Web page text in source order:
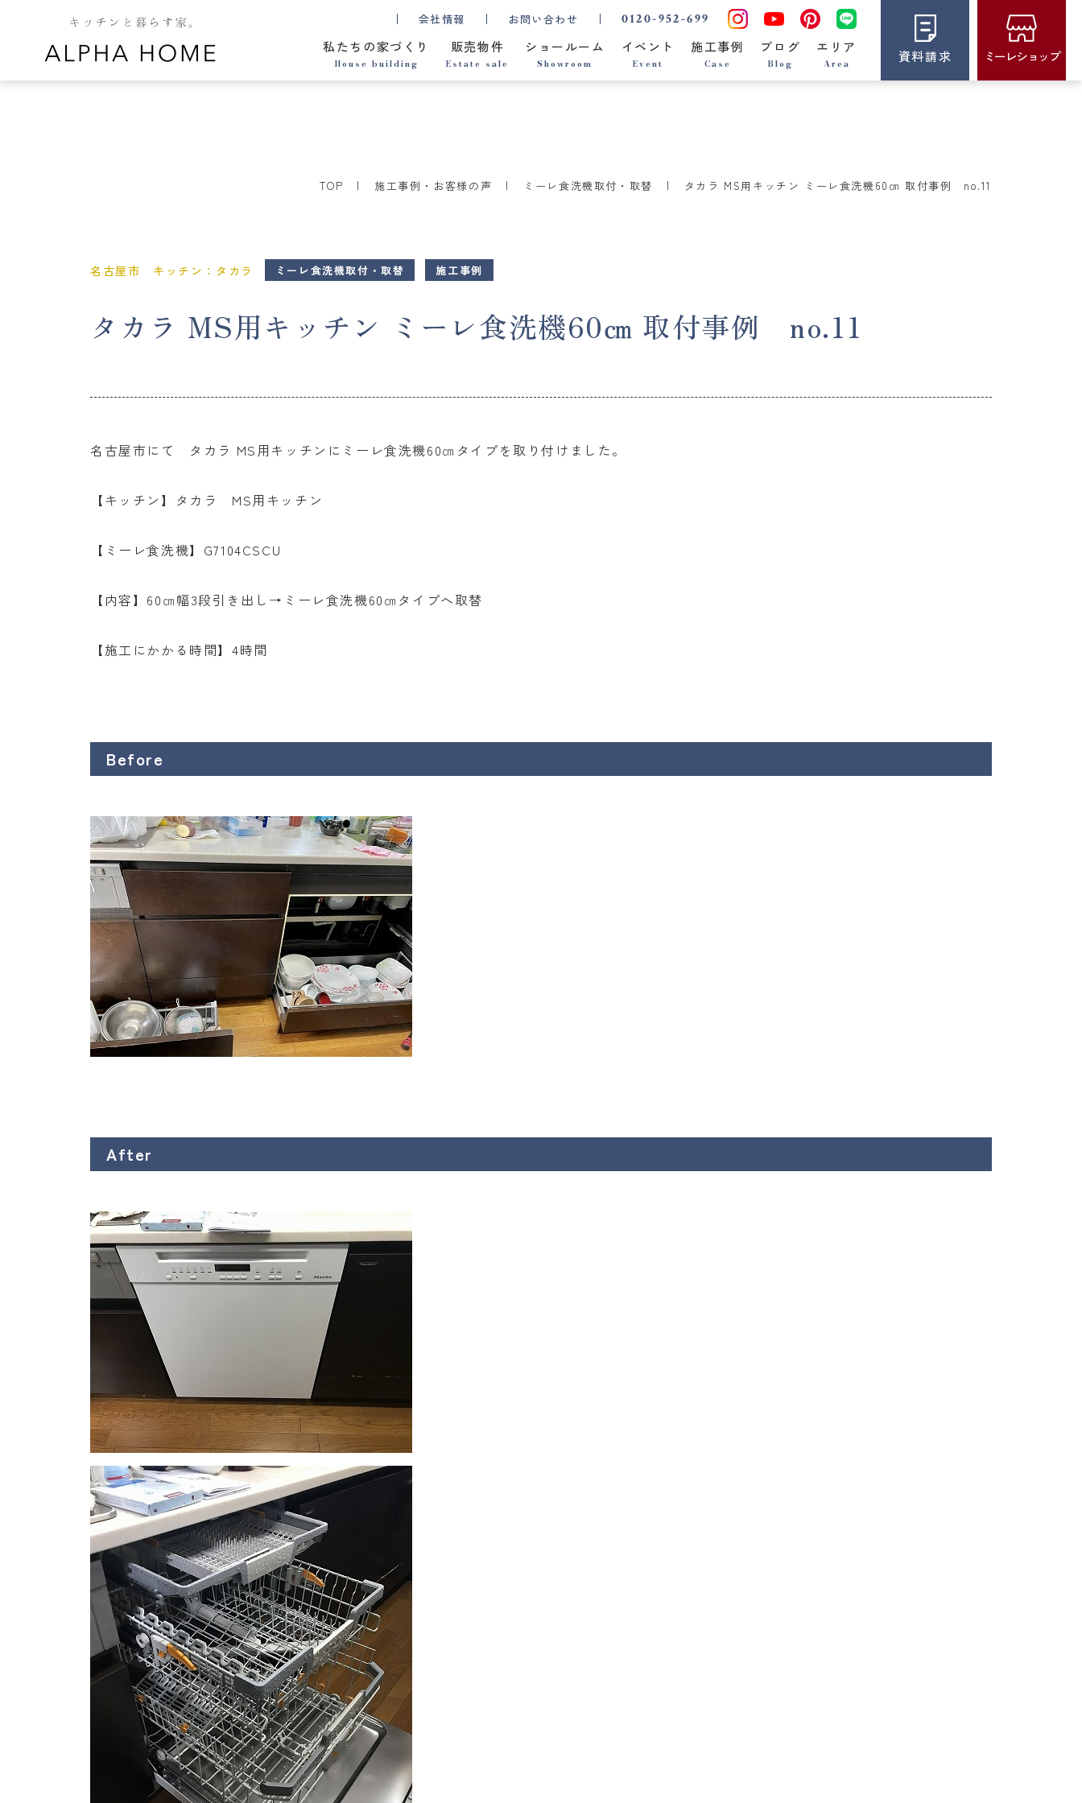
会社情報 お問い合わせ
0120-952-699
私たちの家づくり
House building
販売物件
Estate sale
ショールーム
Showroom
イベント
Event
施工事例
Case
ブログ
Blog
エリア
Area
資料請求 ミーレショップ
TOP 施工事例・お客様の声 ミーレ食洗機取付・取替 タカラ MS用キッチン ミーレ食洗機60㎝ 取付事例 no.11
名古屋市 キッチン：タカラ ミーレ食洗機取付・取替 施工事例
タカラ MS用キッチン ミーレ食洗機60㎝ 取付事例 no.11
名古屋市にて タカラ MS用キッチンにミーレ食洗機60㎝タイプを取り付けました。
【キッチン】タカラ MS用キッチン
【ミーレ食洗機】G7104CSCU
【内容】60㎝幅3段引き出し→ミーレ食洗機60㎝タイプへ取替
【施工にかかる時間】4時間
Before
After